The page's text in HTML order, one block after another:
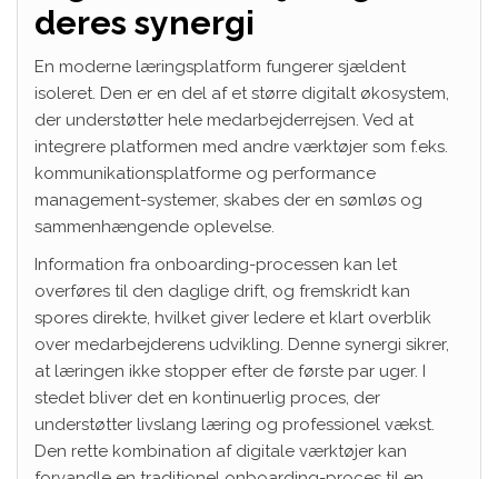
deres synergi
En moderne læringsplatform fungerer sjældent
isoleret. Den er en del af et større digitalt økosystem,
der understøtter hele medarbejderrejsen. Ved at
integrere platformen med andre værktøjer som f.eks.
kommunikationsplatforme og performance
management-systemer, skabes der en sømløs og
sammenhængende oplevelse.
Information fra onboarding-processen kan let
overføres til den daglige drift, og fremskridt kan
spores direkte, hvilket giver ledere et klart overblik
over medarbejderens udvikling. Denne synergi sikrer,
at læringen ikke stopper efter de første par uger. I
stedet bliver det en kontinuerlig proces, der
understøtter livslang læring og professionel vækst.
Den rette kombination af digitale værktøjer kan